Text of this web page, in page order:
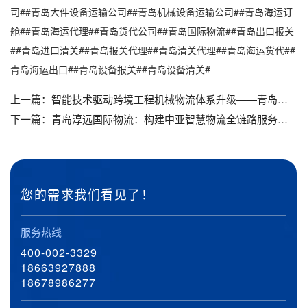
司##青岛大件设备运输公司##青岛机械设备运输公司##青岛海运订
舱##青岛海运代理##青岛货代公司##青岛国际物流##青岛出口报关
##青岛进口清关##青岛报关代理##青岛清关代理##青岛海运货代##
青岛海运出口##青岛设备报关##青岛设备清关#
上一篇： 智能技术驱动跨境工程机械物流体系升级——青岛淳远国际物流的创新实践
下一篇： 青岛淳远国际物流：构建中亚智慧物流全链路服务体系新标杆
您的需求我们看见了！
服务热线
400-002-3329
18663927888
18678986277